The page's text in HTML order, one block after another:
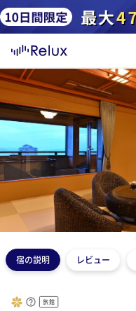
宿の説明 レビュー
旅館